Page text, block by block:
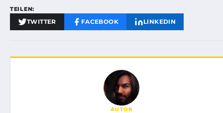
TEILEN:
TWITTER FACEBOOK LINKEDIN
AUTOR